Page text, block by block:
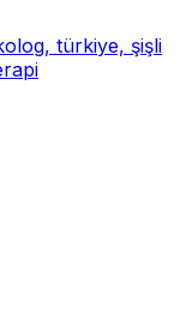
türkiye, şişli